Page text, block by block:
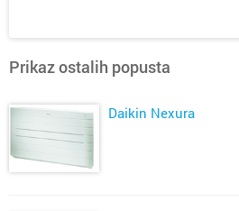
Prikaz ostalih popusta
Daikin Nexura